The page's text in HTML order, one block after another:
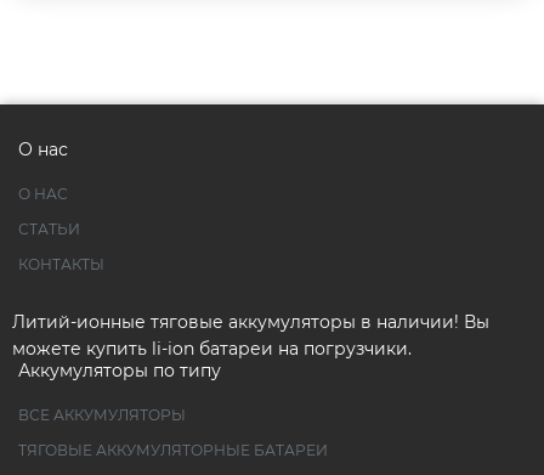
О нас
О НАС
СТАТЬИ
КОНТАКТЫ
Литий-ионные тяговые аккумуляторы в наличии! Вы
можете купить li-ion батареи на погрузчики.
Аккумуляторы по типу
ВСЕ АККУМУЛЯТОРЫ
ТЯГОВЫЕ АККУМУЛЯТОРНЫЕ БАТАРЕИ